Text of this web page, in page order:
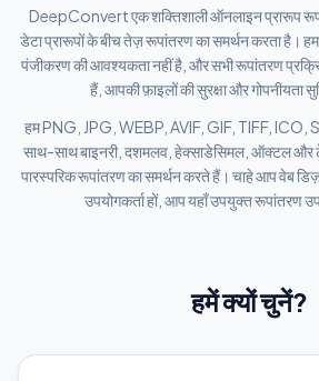
DeepConvert एक शक्तिशाली ऑनलाइन प्रारूप
डेटा प्रारूपों के बीच तेज़ रूपांतरण का समर्थन करता है।
पंजीकरण की आवश्यकता नहीं है, और सभी रूपांतरण
हैं, आपकी फ़ाइलों की सुरक्षा और गोपनीयता
हम PNG, JPG, WEBP, AVIF, GIF, TIFF, ICO,
साथ-साथ बाइनरी, दशमलव, हेक्साडेसिमल, ऑक्टल और
पारस्परिक रूपांतरण का समर्थन करते हैं। चाहे आप वेब
उपयोगकर्ता हों, आप यहाँ उपयुक्त रूपांतरण
हमें क्यों चुनें?